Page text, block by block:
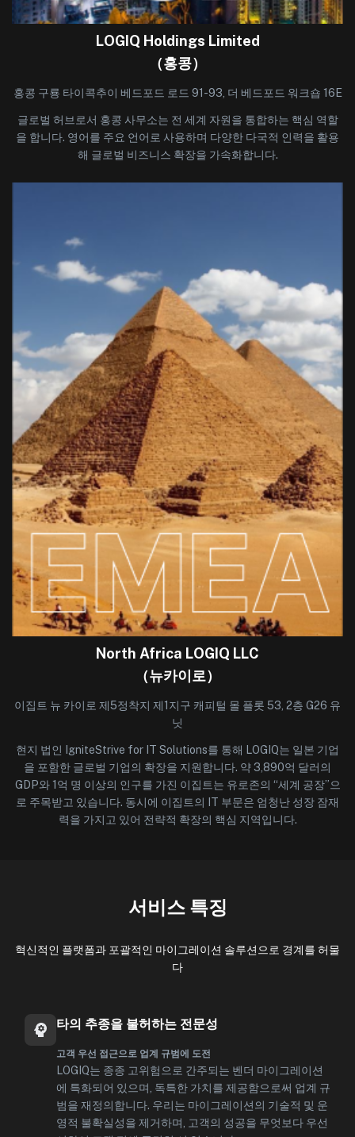
LOGIQ Holdings Limited
（홍콩）
홍콩 구룡 타이콕추이 베드포드 로드 91-93, 더 베드포드 워크숍 16E
글로벌 허브로서 홍콩 사무소는 전 세계 자원을 통합하는 핵심 역할
을 합니다. 영어를 주요 언어로 사용하며 다양한 다국적 인력을 활용
해 글로벌 비즈니스 확장을 가속화합니다.
North Africa LOGIQ LLC
（뉴카이로）
이집트 뉴 카이로 제5정착지 제1지구 캐피털 몰 플롯 53, 2층 G26 유
닛
현지 법인 IgniteStrive for IT Solutions를 통해 LOGIQ는 일본 기업
을 포함한 글로벌 기업의 확장을 지원합니다. 약 3,890억 달러의
GDP와 1억 명 이상의 인구를 가진 이집트는 유로존의 “세계 공장”으
로 주목받고 있습니다. 동시에 이집트의 IT 부문은 엄청난 성장 잠재
력을 가지고 있어 전략적 확장의 핵심 지역입니다.
서비스 특징
혁신적인 플랫폼과 포괄적인 마이그레이션 솔루션으로 경계를 허물
다
타의 추종을 불허하는 전문성
고객 우선 접근으로 업계 규범에 도전
LOGIQ는 종종 고위험으로 간주되는 벤더 마이그레이션
에 특화되어 있으며, 독특한 가치를 제공함으로써 업계 규
범을 재정의합니다. 우리는 마이그레이션의 기술적 및 운
영적 불확실성을 제거하며, 고객의 성공을 무엇보다 우선